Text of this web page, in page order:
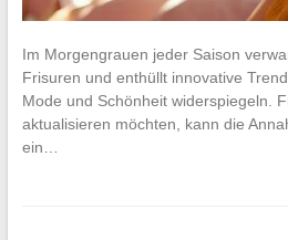
Im Morgengrauen jeder Saison
Frisuren und enthüllt innovative
Mode und Schönheit widerspiegeln.
aktualisieren möchten, kann die
ein…